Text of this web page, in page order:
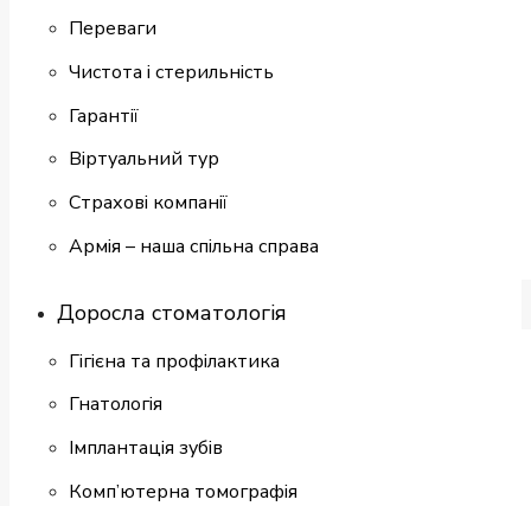
Переваги
Чистота і стерильність
Гарантії
Віртуальний тур
Страхові компанії
Армія – наша спільна справа
Доросла стоматологія
Гігієна та профілактика
Гнатологія
Імплантація зубів
Комп’ютерна томографія